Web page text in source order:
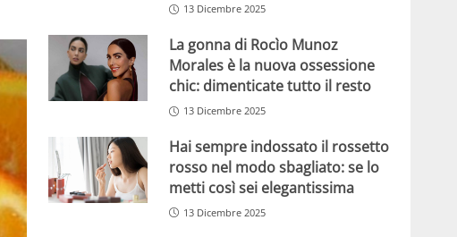
13 Dicembre 2025
La gonna di Rocìo Munoz
Morales è la nuova ossessione
chic: dimenticate tutto il resto
13 Dicembre 2025
Hai sempre indossato il rossetto
rosso nel modo sbagliato: se lo
metti così sei elegantissima
13 Dicembre 2025